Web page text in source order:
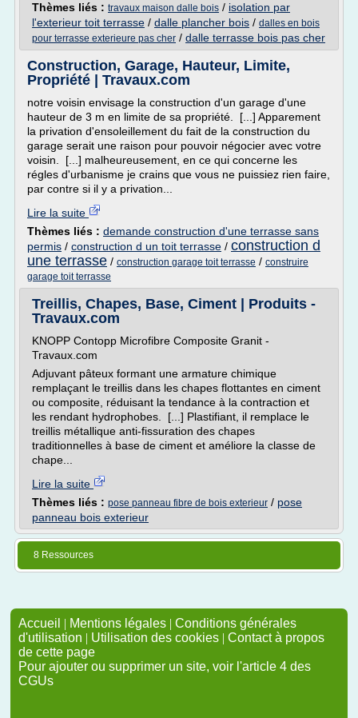
Thèmes liés : travaux maison dalle bois / isolation par
l'exterieur toit terrasse / dalle plancher bois / dalles en bois
pour terrasse exterieure pas cher / dalle terrasse bois pas cher
Construction, Garage, Hauteur, Limite,
Propriété | Travaux.com
notre voisin envisage la construction d'un garage d'une
hauteur de 3 m en limite de sa propriété. [...] Apparement
la privation d'ensoleillement du fait de la construction du
garage serait une raison pour pouvoir négocier avec votre
voisin. [...] malheureusement, en ce qui concerne les
régles d'urbanisme je crains que vous ne puissiez rien faire,
par contre si il y a privation...
Lire la suite
Thèmes liés : demande construction d'une terrasse sans
permis / construction d un toit terrasse / construction d
une terrasse / construction garage toit terrasse / construire
garage toit terrasse
Treillis, Chapes, Base, Ciment | Produits -
Travaux.com
KNOPP Contopp Microfibre Composite Granit -
Travaux.com
Adjuvant pâteux formant une armature chimique
remplaçant le treillis dans les chapes flottantes en ciment
ou composite, réduisant la tendance à la contraction et
les rendant hydrophobes. [...] Plastifiant, il remplace le
treillis métallique anti-fissuration des chapes
traditionnelles à base de ciment et améliore la classe de
chape...
Lire la suite
Thèmes liés : pose panneau fibre de bois exterieur / pose
panneau bois exterieur
8 Ressources
Accueil | Mentions légales | Conditions générales
d'utilisation | Utilisation des cookies | Contact à propos
de cette page
Pour ajouter ou supprimer un site, voir l'article 4 des
CGUs